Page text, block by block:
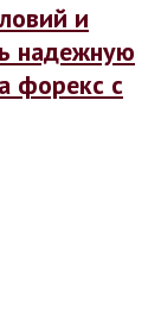
и
надежную
форекс с